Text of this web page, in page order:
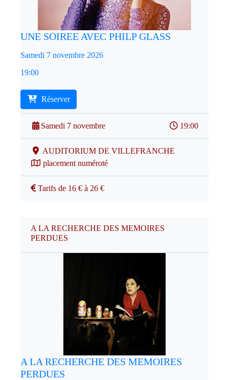
UNE SOIREE AVEC PHILP GLASS
Samedi 7 novembre 2026
19:00
Réserver
Samedi 7 novembre 19:00
AUDITORIUM DE VILLEFRANCHE
placement numéroté
Tarifs de 16 € à 26 €
A LA RECHERCHE DES MEMOIRES
PERDUES
A LA RECHERCHE DES MEMOIRES
PERDUES